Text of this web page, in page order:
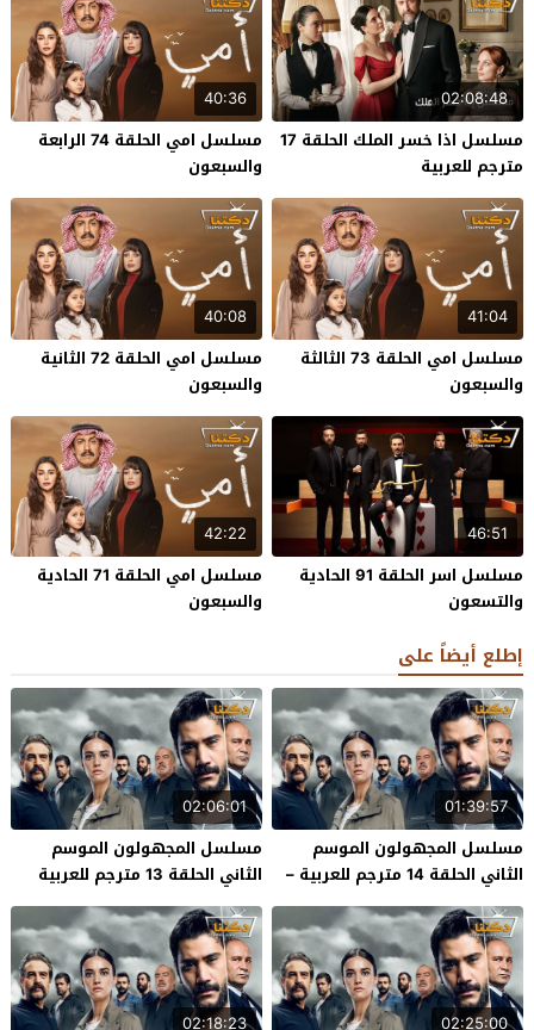
02:08:48
مسلسل اذا خسر الملك الحلقة 17
مترجم للعربية
40:36
مسلسل امي الحلقة 74 الرابعة
والسبعون
41:04
مسلسل امي الحلقة 73 الثالثة
والسبعون
40:08
مسلسل امي الحلقة 72 الثانية
والسبعون
46:51
مسلسل اسر الحلقة 91 الحادية
والتسعون
42:22
مسلسل امي الحلقة 71 الحادية
والسبعون
إطلع أيضاً على
01:39:57
مسلسل المجهولون الموسم
الثاني الحلقة 14 مترجم للعربية –
الاخيرة
02:06:01
مسلسل المجهولون الموسم
الثاني الحلقة 13 مترجم للعربية
02:25:00
02:18:23